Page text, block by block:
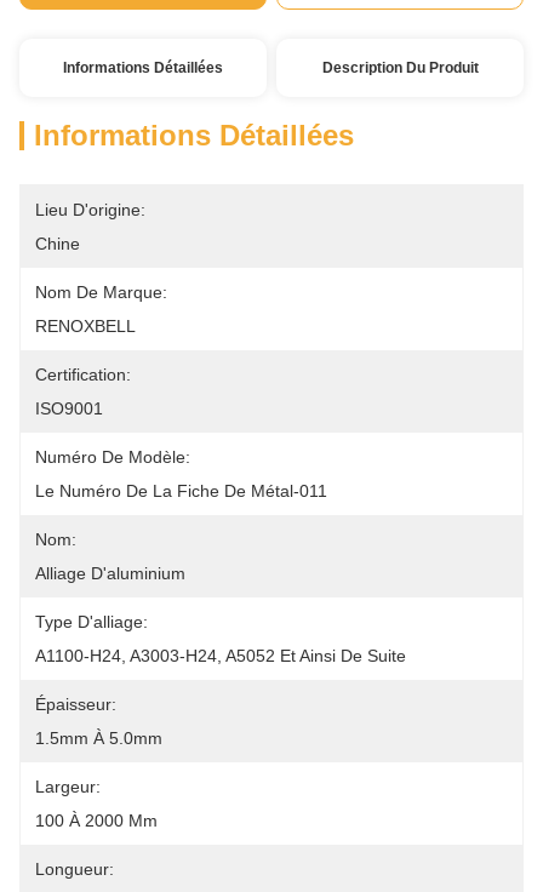
Informations Détaillées Description Du Produit
Informations Détaillées
Lieu D'origine:
Chine
Nom De Marque:
RENOXBELL
Certification:
ISO9001
Numéro De Modèle:
Le Numéro De La Fiche De Métal-011
Nom:
Alliage D'aluminium
Type D'alliage:
A1100-H24, A3003-H24, A5052 Et Ainsi De Suite
Épaisseur:
1.5mm À 5.0mm
Largeur:
100 À 2000 Mm
Longueur: